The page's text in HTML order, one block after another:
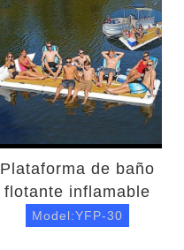
Plataforma de baño
flotante inflamable
Model:YFP-30